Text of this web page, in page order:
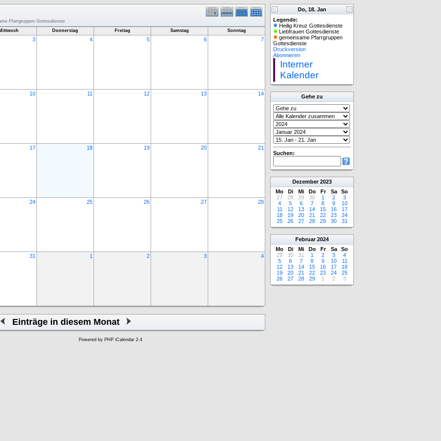
Pfarrgruppen Gottesdienste
Donnerstag Freitag Samstag Sonntag
3 4 5 6 7
10 11 12 13 14
17 18 19 20 21
24 25 26 27 28
31 1 2 3 4
Einträge in diesem Monat
Do, 18. Jan
Legende:
Heilig Kreuz Gottesdienste
Liebfrauen Gottesdienste
gemeinsame Pfarrgruppen
Gottesdienste
Druckversion
Abonnieren
Interner
Kalender
Gehe zu
Suchen:
Dezember 2023
Mo
Di Mi Do Fr Sa
So
27
28 29 30 1 2
3
4
5 6 7 8 9
10
11
12 13 14 15 16
17
18
19 20 21 22 23
24
25
26 27 28 29 30 31
Februar 2024
Mo
Di Mi Do Fr Sa
So
29
30 31 1 2 3
4
5
6 7 8 9 10
11
12
13 14 15 16 17
18
19
20 21 22 23 24
25
26
27 28 29 1 2 3
Powered by PHP iCalendar 2.4